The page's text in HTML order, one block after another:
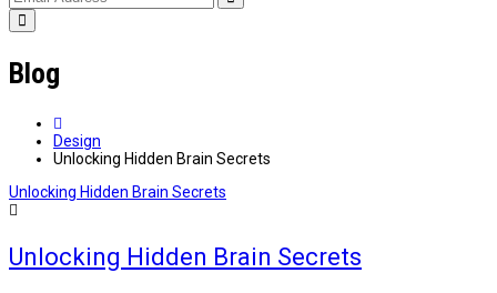
Blog
Design
Unlocking Hidden Brain Secrets
Unlocking Hidden Brain Secrets
Unlocking Hidden Brain Secrets